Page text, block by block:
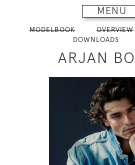
MENU
MODELBOOK OVERVIEW
DOWNLOADS
ARJAN